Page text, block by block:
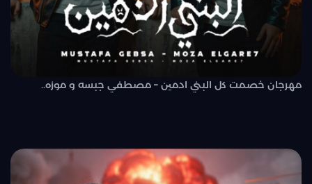
مهرجان خصمت كل البني ادمين – مصطفي جبسه و موزه..